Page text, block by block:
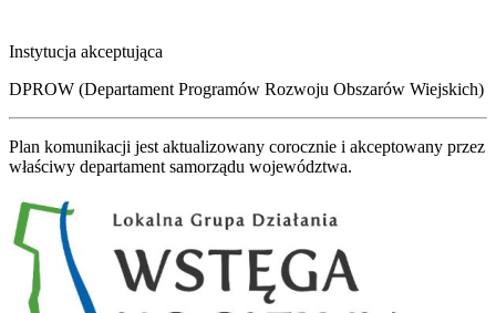
Instytucja akceptująca
DPROW (Departament Programów Rozwoju Obszarów Wiejskich)
Plan komunikacji jest aktualizowany corocznie i akceptowany przez
właściwy departament samorządu województwa.